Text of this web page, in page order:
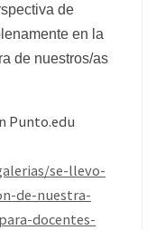
de
en la
de nuestros/as
Punto.edu
se-llevo-
de-nuestra-
docentes-